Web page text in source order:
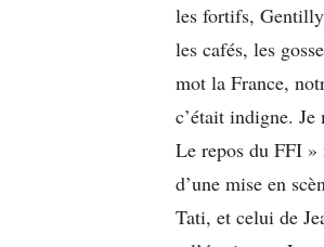
les fortifs,
les cafés, les
mot la France,
c’était indigne.
Le repos du FFI »
d’une mise en
Tati, et celui de